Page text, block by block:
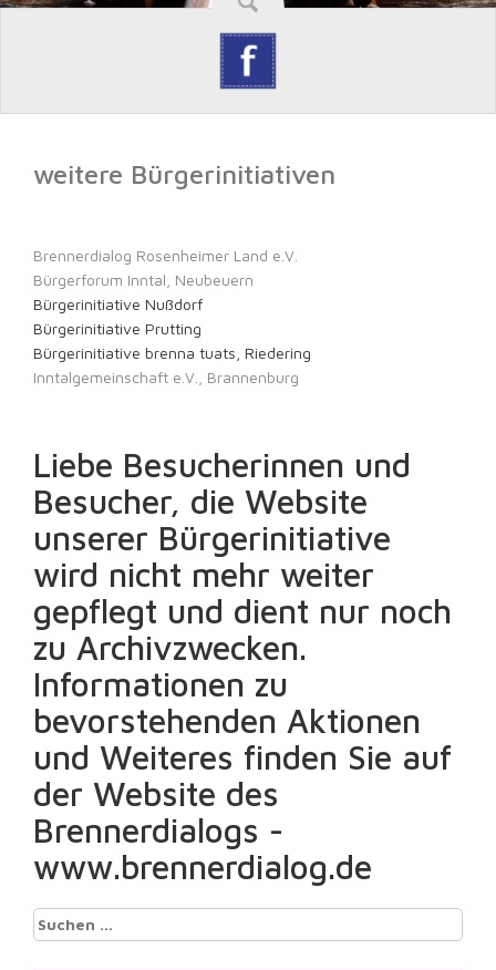
weitere Bürgerinitiativen
Brennerdialog Rosenheimer Land e.V.
Bürgerforum Inntal, Neubeuern
Bürgerinitiative Nußdorf
Bürgerinitiative Prutting
Bürgerinitiative brenna tuats, Riedering
Inntalgemeinschaft e.V., Brannenburg
Liebe Besucherinnen und
Besucher, die Website
unserer Bürgerinitiative
wird nicht mehr weiter
gepflegt und dient nur noch
zu Archivzwecken.
Informationen zu
bevorstehenden Aktionen
und Weiteres finden Sie auf
der Website des
Brennerdialogs -
www.brennerdialog.de
Suchen
nach: